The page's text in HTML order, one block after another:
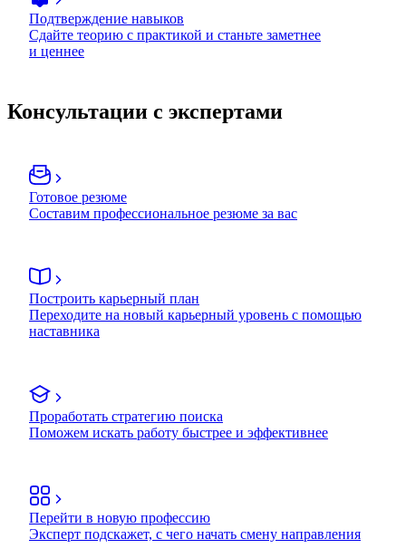
Подтверждение навыков
Сдайте теорию с практикой и станьте заметнее
и ценнее
Консультации с экспертами
Готовое резюме
Составим профессиональное резюме за вас
Построить карьерный план
Переходите на новый карьерный уровень с помощью
наставника
Проработать стратегию поиска
Поможем искать работу быстрее и эффективнее
Перейти в новую профессию
Эксперт подскажет, с чего начать смену направления